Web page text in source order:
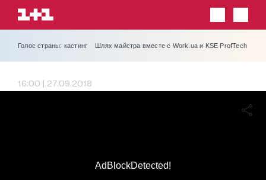
Голос страны: кастинг Шлях майстра вместе с Work.ua и KSE ProfTech
16:00 | 27.09.2018
AdBlockDetected!